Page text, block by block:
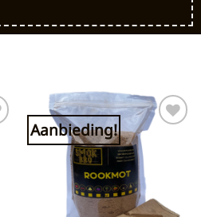
Aanbieding!
Toevoegen
verlanglijst